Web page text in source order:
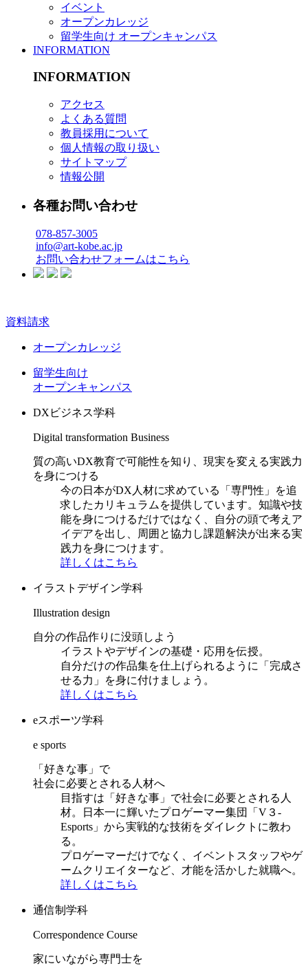
イベント
オープンカレッジ
留学生向け オープンキャンパス
INFORMATION
INFORMATION
アクセス
よくある質問
教員採用について
個人情報の取り扱い
サイトマップ
情報公開
各種お問い合わせ
078-857-3005
info@art-kobe.ac.jp
お問い合わせフォームはこちら
資料請求
オープンカレッジ
留学生向け
オープンキャンパス
DXビジネス学科
Digital transformation Business
質の高いDX教育で可能性を知り、現実を変える実践力
を身につける
今の日本がDX人材に求めている「専門性」を追
求したカリキュラムを提供しています。知識や技
能を身につけるだけではなく、自分の頭で考えア
イデアを出し、周囲と協力し課題解決が出来る実
践力を身につけます。
詳しくはこちら
イラストデザイン学科
Illustration design
自分の作品作りに没頭しよう
イラストやデザインの基礎・応用を伝授。
自分だけの作品集を仕上げられるように「完成さ
せる力」を身に付けましょう。
詳しくはこちら
eスポーツ学科
e sports
「好きな事」で
社会に必要とされる人材へ
目指すは「好きな事」で社会に必要とされる人
材。日本一に輝いたプロゲーマー集団「V３-
Esports」から実戦的な技術をダイレクトに教わ
る。
プロゲーマーだけでなく、イベントスタッフやゲ
ームクリエイターなど、才能を活かした就職へ。
詳しくはこちら
通信制学科
Correspondence Course
家にいながら専門士を